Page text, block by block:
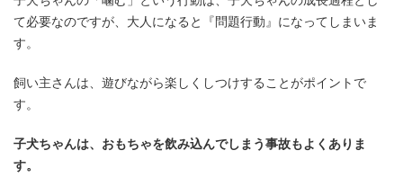
て必要なのですが、大人になると『問題行動』になってしまいま
す。
飼い主さんは、遊びながら楽しくしつけすることがポイントで
す。
子犬ちゃんは、おもちゃを飲み込んでしまう事故もよくありま
す。